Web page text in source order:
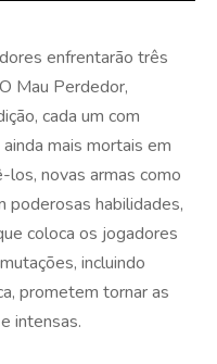
enfrentarão três
Mau Perdedor,
cada um com
mais mortais em
los, novas armas como
poderosas habilidades,
coloca os jogadores
incluindo
prometem tornar as
intensas.